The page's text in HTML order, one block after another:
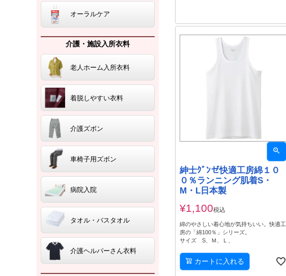
オーラルケア
介護・施設入所衣料
老人ホーム入所衣料
着脱しやすい衣料
介護ズボン
車椅子用ズボン
病院入院
タオル・バスタオル
介護ヘルパーさん衣料
紳士ｸﾞﾝゼ快適工房綿１０
０％ランニング肌着S・
M・L日本製
¥1,100税込
綿のやさしい着心地が気持ちいい。快適工
房の「綿100％」シリーズ。
サイズ S、Ｍ、Ｌ、
カートに入れる